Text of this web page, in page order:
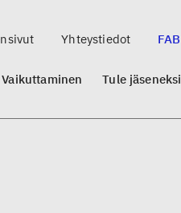
Yhteystiedot FAB
Vaikuttaminen Tule jäseneksi